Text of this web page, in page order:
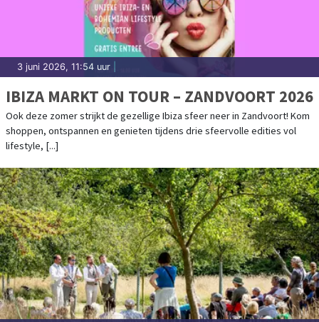
3 juni 2026, 11:54 uur
IBIZA MARKT ON TOUR – ZANDVOORT 2026
Ook deze zomer strijkt de gezellige Ibiza sfeer neer in Zandvoort! Kom
shoppen, ontspannen en genieten tijdens drie sfeervolle edities vol
lifestyle, [...]